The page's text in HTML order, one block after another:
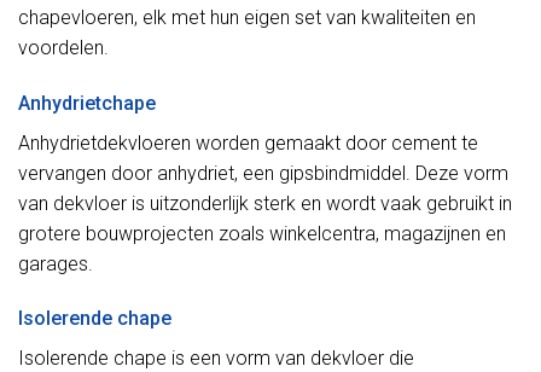
chapevloeren, elk met hun eigen set van kwaliteiten en
voordelen.
Anhydrietchape
Anhydrietdekvloeren worden gemaakt door cement te
vervangen door anhydriet, een gipsbindmiddel. Deze vorm
van dekvloer is uitzonderlijk sterk en wordt vaak gebruikt in
grotere bouwprojecten zoals winkelcentra, magazijnen en
garages.
Isolerende chape
Isolerende chape is een vorm van dekvloer die